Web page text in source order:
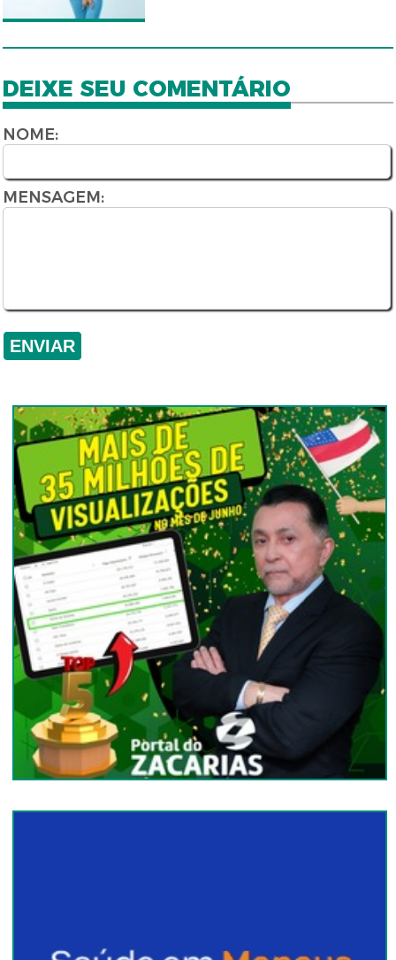
DEIXE SEU COMENTÁRIO
NOME:
MENSAGEM: